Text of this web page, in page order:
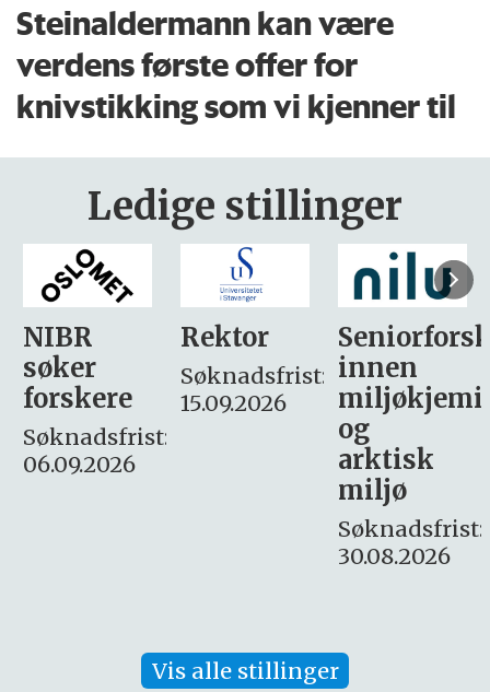
Steinaldermann kan være
verdens første offer for
knivstikking som vi kjenner til
Ledige stillinger
Rektor
Søknadsfrist:
15.09.2026
Seniorforsker
innen
miljøkjemi
søker
– fast
Søknadsfrist:
16. august.
Vis alle stillinger